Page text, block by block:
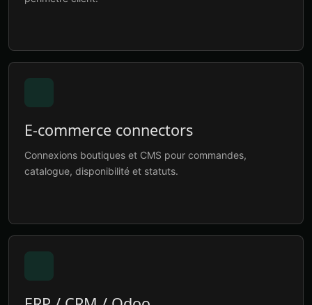
E-commerce connectors
Connexions boutiques et CMS pour commandes,
catalogue, disponibilité et statuts.